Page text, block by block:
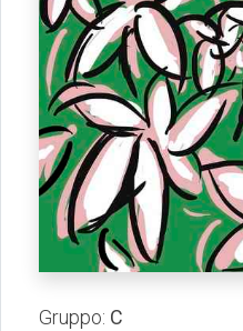
Gruppo: C